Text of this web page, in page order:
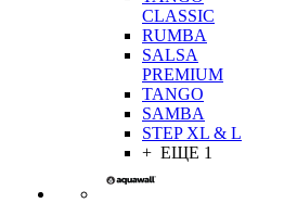
CLASSIC
RUMBA
SALSA
PREMIUM
TANGO
SAMBA
STEP XL & L
+ ЕЩЕ 1